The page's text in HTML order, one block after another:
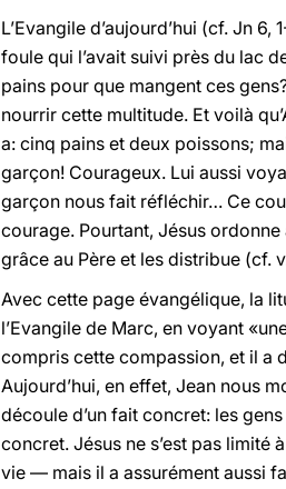
L’Evangile d’aujourd’hui (cf. Jn
foule qui l’avait suivi près du lac
pains pour que mangent ces
nourrir cette multitude. Et voilà
a: cinq pains et deux poissons;
garçon! Courageux. Lui aussi
garçon nous fait réfléchir… Ce
courage. Pourtant, Jésus
grâce au Père et les distribue (cf.
Avec cette page évangélique, la
l’Evangile de Marc, en voyant
compris cette compassion, et il a
Aujourd’hui, en effet, Jean nous
découle d’un fait concret: les
concret. Jésus ne s’est pas
vie — mais il a assurément aussi